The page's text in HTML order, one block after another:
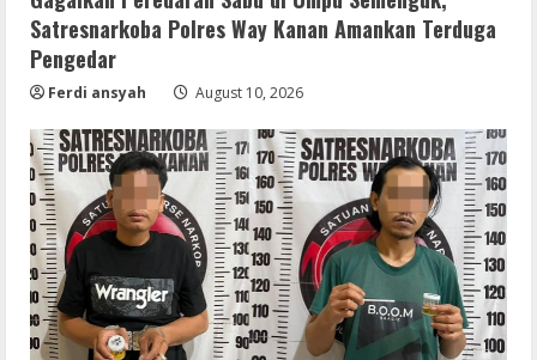
Satresnarkoba Polres Way Kanan Amankan Terduga
Pengedar
Ferdi ansyah August 10, 2026
2
Coop
NieR: Automata patched Crack Fix
Steam Rip 2026
August 10, 2026
Umum